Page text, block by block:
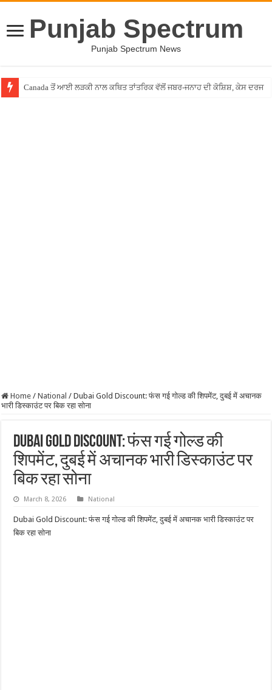
Punjab Spectrum
Punjab Spectrum News
Canada ਤੋਂ ਆਈ ਲੜਕੀ ਨਾਲ ਕਥਿਤ ਤਾਂਤਰਿਕ ਵੱਲੋਂ ਜਬਰ-ਜਨਾਹ ਦੀ ਕੋਸ਼ਿਸ਼, ਕੇਸ ਦਰਜ
Salman Khan ਨੇ ਉਡਾਇਆ ਰੈਪਰ ਬਾਦਸ਼ਾਹ ਦਾ ਮਜ਼ਾਕ, ਕਿਹਾ- ”ਉਸ ਨੂੰ ਸਮਝ ਆਈ
Home / National / Dubai Gold Discount: फंस गई गोल्ड की शिपमेंट, दुबई में अचानक
भारी डिस्काउंट पर बिक रहा सोना
Dubai Gold Discount: फंस गई गोल्ड की
शिपमेंट, दुबई में अचानक भारी डिस्काउंट पर
बिक रहा सोना
March 8, 2026 National
Dubai Gold Discount: फंस गई गोल्ड की शिपमेंट, दुबई में अचानक भारी डिस्काउंट पर
बिक रहा सोना